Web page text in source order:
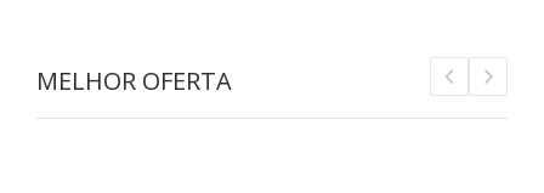
MELHOR OFERTA